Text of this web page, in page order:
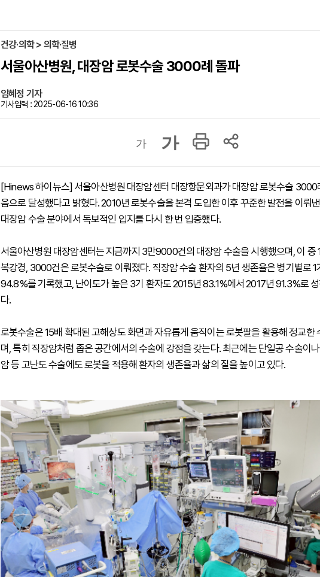
건강·의학 > 의학·질병
서울아산병원, 대장암 로봇수술 3000례 돌파
임혜정 기자
기사입력 : 2025-06-16 10:36
가 가
[Hinews 하이뉴스] 서울아산병원 대장암센터 대장항문외과가 대장암 로봇수술 3000
음으로 달성했다고 밝혔다. 2010년 로봇수술을 본격 도입한 이후 꾸준한 발전을 이뤄
대장암 수술 분야에서 독보적인 입지를 다시 한 번 입증했다.
서울아산병원 대장암센터는 지금까지 3만9000건의 대장암 수술을 시행했으며, 이
복강경, 3000건은 로봇수술로 이뤄졌다. 직장암 수술 환자의 5년 생존율은 병기별로 1
94.8%를 기록했고, 난이도가 높은 3기 환자도 2015년 83.1%에서 2017년 91.3%로
다.
로봇수술은 15배 확대된 고해상도 화면과 자유롭게 움직이는 로봇팔을 활용해 정교한
며, 특히 직장암처럼 좁은 공간에서의 수술에 강점을 갖는다. 최근에는 단일공 수술이
암 등 고난도 수술에도 로봇을 적용해 환자의 생존율과 삶의 질을 높이고 있다.